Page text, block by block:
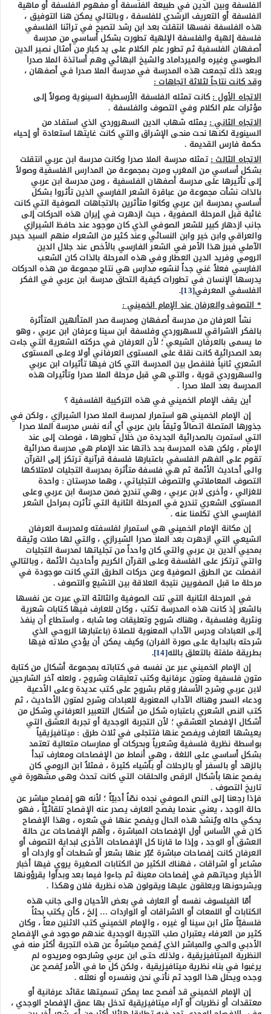
الفلسفة وبين الدين في طبيعة الفلسفة أو مفهوم الفلسفة أو ماهية
الفلسفة أو التعريف الرشدي للفلسفة ، وبالتالي يمكن هنا التوفيق ،
هذه الفلسفة نفسها انتقلت بعد ابن رشد لتصبح في تراثنا الفلسفي
فلسفة إلهية والفلسفة الإلهية تطورت بشكل أساسي من مدرسة
أصفهان الفلسفية ثم تطور علم الكلام على يد كبار من أمثال نصير الدين
الطوسي وغيره والميرداماد والشيخ البهائي وهم أساتذة الملا صدرا
وبعد ذلك تجمعت هذه المدرسة في مدرسة الملا صدرا في أصفهان ،
وقد كانت نتاجاً لثلاثة اتجاهات :
الاتجاه الأول :كانت تمثله الفلسفة الأرسطية السينوية وصولاً إلى
مؤثرات علم الكلام وفي التصوف والفلسفة .
الاتجاه الثاني :يمثله شهاب الدين السهروردي الذي استفاد من
السينوية لكنها نحت منحى الإشراق والتي كانت غايتها استعادة أو إحياء
حكمة فارس القديمة .
الاتجاه الثالث :تمثله مدرسة الملا صدرا وكانت مدرسة ابن عربي انتقلت
بشكل أساسي من المغرب ومرت بمجموعة من المدارس الفلسفية وصولاً
إلى تأثيرها على مدرسة أصفهان الفلسفية ، ومن مدرسة ابن عربي
بالذات نشأت مجموعة من عباقرة الشعر الفارسي الذين تأثروا بشكل
أساسي بمدرسة ابن عربي وكانوا متأثرين بالاتجاهات الصوفية التي كانت
غائبة قبل المرحلة الصفوية ، حيث ازدهرت في إيران هذه الحركات إلى
جانب ازدهار كبير للشعر الصوفي الذي كان موجود عند حافظ الشيرازي
والعراقي وابن خير وابن النسائي وعند كثير من الشعراء منهم السيد حيدر
الآملي فبرز هذا الأمر في الشعر الفارسي بالأخص عند جلال الدين
الرومي وفريد الدين العطار وفي هذه المرحلة بالذات كان الشعب
الفارسي فعلاً غني جداً لنشوء مدارس هي نتاج مجموعة من هذه الحركات
يدرسها الإنسان في تطورات كيفية التحاق مدرسة ابن عربي في الفكر
الفلسفي المعرفي[13]
.
* التصوف والعرفان عند الإمام الخميني :
نشأ العرفان من مدرسة أصفهان ومدرسة صدر المتألهين المتأثرة
بالفكر الاشراقي للسهروردي وفلسفة ابن سينا وعرفان ابن عربي ، وهو
ما يسمى بالعرفان الشيعي ؛ لأن العرفان في حركته الشعرية التي جاءت
بعد الصدرائية كانت نقلة على المستوى العرفاني أولا وعلى المستوى
الشعري ثانياً فلنفصل بين المدرسة التي كان فيها تأثيرات ابن عربي
والسهروردي قوية ، والتي هي قبل مرحلة الملا صدرا وتأثيرات هذه
المدرسة بعد الملا صدرا .
أين يقف الإمام الخميني في هذه التركيبة الفلسفية ؟
إن الإمام الخميني هو استمرار لمدرسة الملا صدرا الشيرازي ، ولكن في
جذورها المتصلة اتصالاً وثيقاً بابن عربي أي أنه نفس مدرسة الملا صدرا
التي استمرت بالصدرائية الجديدة من خلال تطورها ، فوصلت إلى عند
الإمام ، ولكن هذه المدرسة بحد ذاتها عند الإمام هي مدرسة صدرائية
تقوم على الفهم الفلسفي باعتبارها فلسفة قرآنية ترتكز إلى القرآن
والى أحاديث الأئمة ثم هي فلسفة متأثرة بمدرسة التجليات لامتلاكها
التصوف المعاملاتي والتصوف التجلياتي ، وهما مدرستان : واحدة
للغزالي ، وأخرى لابن عربي ، وهي تندرج ضمن مدرسة ابن عربي وعلى
المستوى الشعري تندرج في المرحلة الثانية التي تأثرت بمراحل الشعر
الفارسي الذي تكلمنا عنه .
إن مكانة الإمام الخميني هي استمرار لفلسفته ولمدرسة العرفان
الشيعي التي ازدهرت بعد الملا صدرا الشيرازي ، والتي لها صلات وثيقة
بمحيي الدين بن عربي والتي كان واحداً من تجلياتها لمدرسة التجليات
والتي ترتكز على الفلسفة وعلى القرآن الكريم وأحاديث الأئمة ، وبالتالي
انفصلت عن الطرق الصوفية وعن حركات الطرق التي كانت موجودة في
مرحلة ما قبل الصفويين نتيجة العلاقة بين التشيع والتصوف .
في المرحلة الثانية التي تلت الصوفية والثالثة التي عبرت عن نفسها
بالشعر إذ كانت هذه المدرسة تكتب ، وكان للعارف فيها كتابات شعرية
ونثرية وفلسفية ، وهناك شروح وتعليقات وما شابه ، واستطاع أن ينفذ
إلى العبادات ودرس الآداب المعنوية للصلاة (باعتبارها الروحي الذي
شرحته بالبداية على صورة الفران) وكيف يمكن أن يؤدي صلاته فيها
بطريقة ملفتة بالتعلق بالله[14]
.
إن الإمام الخميني عبر عن نفسه في كتاباته بمجموعة أشكال من كتابة
متون فلسفية ومتون عرفانية وكتب تعليقات وشروح ، ولعله آخر الشارحين
لابن عربي وشرح الأسفار وقام بشروح على كتب عديدة وعلى الأدعية
ودعاء السحر وهناك الآداب المعنوية للعبادات وشرح لمتون الأحاديث ، ثم
كتب النص الشعري باعتباره شكل من أشكال التعبير العرفاني وشكل من
أشكال الإفصاح العشقي ؛ لأن التجربة الوجدية أو تجربة العشق التي
يعيشها العارف ويفصح عنها فتتجلى في ثلاث طرق : ميتافيزيقياً
بواسطة نظرية فلسفية وشعرياً وبحركات أو ممارسات متعالية تعتمد
بشكل أساسي على اللغة ، وهي أنماط من الإفصاحات ومعارف تبدأ
بالزهد أو بالسفر أو بالرحلات أو بأشياء كثيرة ، فمثلاً ابن الرومي كان
يفصح عنها بأشكال الرقص والحلقات التي كانت تحدث وهى مشهورة في
تاريخ التصوف .
فإذا رجعنا إلى النص الصوفي نجده نصّاً أدبيّاً ؛ لأنه هو إفصاح مباشر عن
حالة الوجد ، يعني عندما يفصح العارف يصدر عنه الإفصاح تلقائيّاً ، فهو
يحكي حاله ويُنشد هذه الحال ويفصح عنها في شعره ، وهذا الإفصاح
كان في الأساس أول الإفصاحات المباشرة ، وأهم الإفصاحات عن حالة
العشق أو الوجد ، وإذا ما قارنا كل الإفصاحات الأخرى لبداية التصوف أو
العرفان كانت إفصاحات مباشرة عُبّر عنها بشعر أو شطحات أو واردات أو
مشاعر أو اشراقات ، فهناك الكثير من الكتابات الصغيرة يروي فيها أخبار
الأخيار وحياتهم في إفصاحات معينة ثم جاءوا فيما بعد وبدأوا يقرؤونها
ويشرحونها ويعلقون عليها ويقولون هذه نظرية فلان وهكذا .
أمّا الفيلسوف نفسه أو العارف في بعض الأحيان والى جانب هذه
الكتابات أو اللمعات أو الاشراقات أو الواردات … إلخ ، كأن يكتب بحثاً
فلسفيّاً مثل ابن سينا أو غيره ، والإمام الخميني كتب الاثنين معاً ، وكان
كثير من العرفاء يعتبران صلب التجربة الوجدية عندهم موجود في الإفصاح
الأدبي والحي والمباشر الذي يُفصح مباشرةً عن هذه التجربة أكثر منه في
النظرية الميتافيزيقية ، ولذلك حتى ابن عربي وشارحوه ومريدوه لم
يرغبوا في بناء نظرية ميتافيزيقية ، ولكن كل ما في الأمر يُفصح عن
وجده ويحلل هذا الوجد ثم نأتي نحن ونفسره أو نعلله .
إن الإمام الخميني قد أفصح عما يمكن تسميتها عقائد عرفانية أو
معتقدات أو نظريات أو آراء ميتافيزيقية تدخل بها عمق الإفصاح الوجدي ،